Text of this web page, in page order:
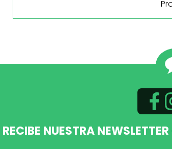
RECIBE NUESTRA